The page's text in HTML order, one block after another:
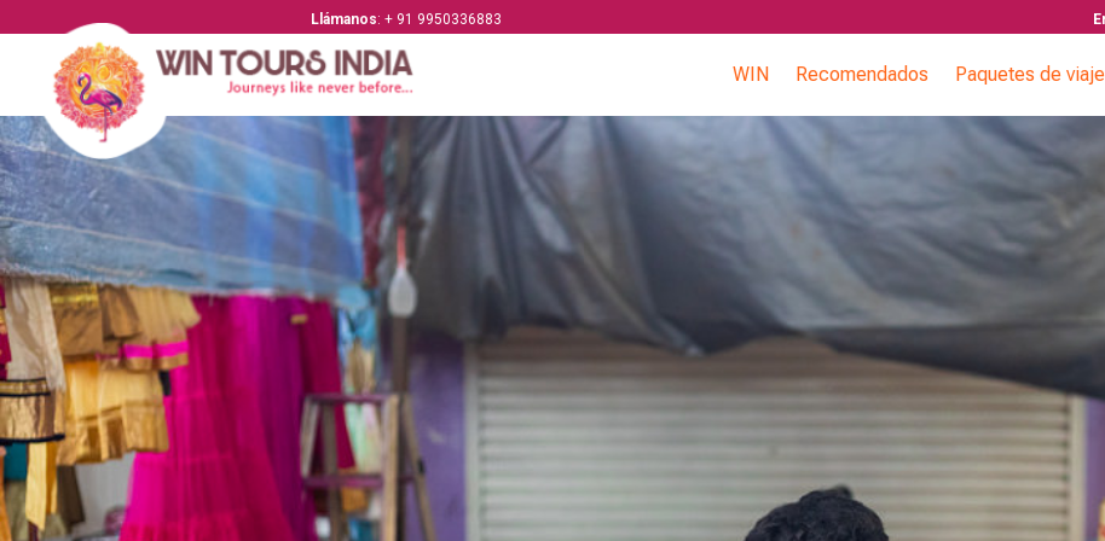
Llámanos: + 91 9950336883
WIN Recomendados Paquetes de